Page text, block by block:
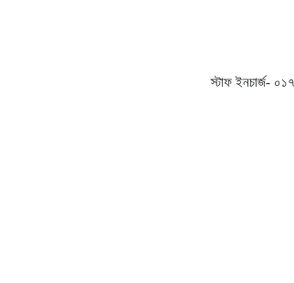
স্টাফ ইনচার্জ-